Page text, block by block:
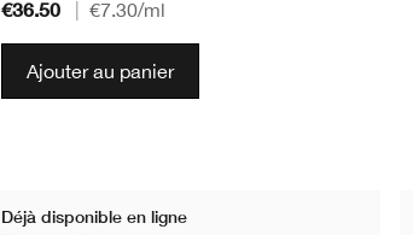
€36.50 €7.30/ml
Ajouter au panier
Déjà disponible en ligne